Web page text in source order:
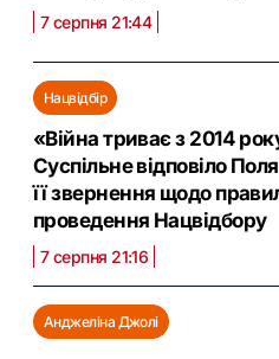
7 серпня 21:44
Нацвідбір
«Війна триває з 2014
Суспільне відповіло
її звернення щодо
проведення Нацвідбору
7 серпня 21:16
Анджеліна Джолі